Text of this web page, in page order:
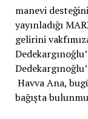
manevi
yayınladığı
gelirini
Havva Ana,
bağışta